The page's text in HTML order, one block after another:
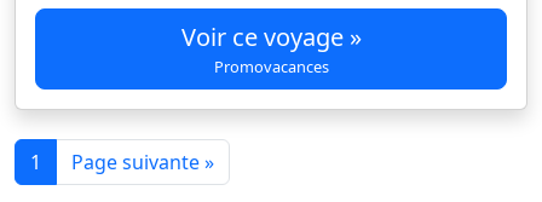
Voir ce voyage »
Promovacances
1 Page suivante »